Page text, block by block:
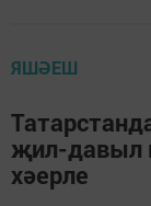
ЯШӘЕШ
җил-давыл
хәерле